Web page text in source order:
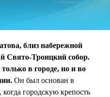
близ набережной
Свято-Троицкий собор.
в городе, но и во
Он был основан в
городскую крепость